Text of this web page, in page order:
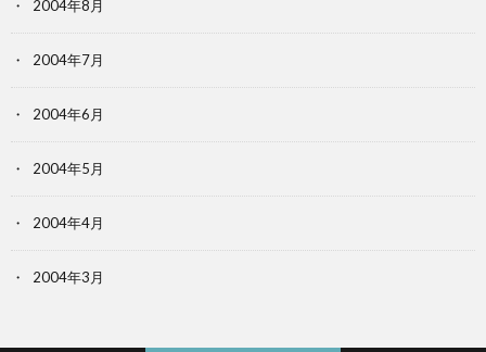
2004年8月
2004年7月
2004年6月
2004年5月
2004年4月
2004年3月